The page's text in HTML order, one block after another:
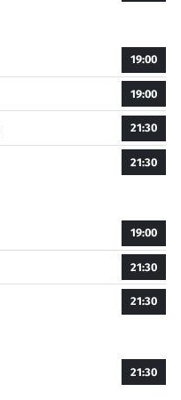
19:00
19:00
21:30
21:30
19:00
21:30
21:30
21:30